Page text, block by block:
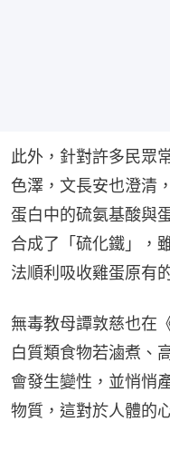
此外，針對許多民眾
色澤，文長安也澄清
蛋白中的硫氨基酸與
合成了「硫化鐵」，
法順利吸收雞蛋原有
無毒教母譚敦慈也在
白質類食物若滷煮、
會發生變性，並悄悄
物質，這對於人體的